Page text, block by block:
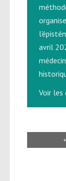
avril
Voir les